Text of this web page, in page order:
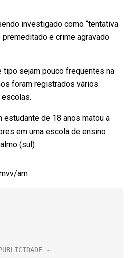
investigado como “tentativa
e crime agravado
tipo sejam pouco frequentes na
foram registrados vários
estudante de 18 anos matou a
em uma escola de ensino
(sul).
am